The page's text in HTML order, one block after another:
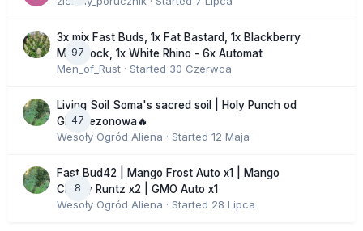
97
3x mix Fast Buds, 1x Fat Bastard, 1x Blackberry
Moonrock, 1x White Rhino - 6x Automat
Men_of_Rust · Started 30 Czerwca
47
Living Soil Soma's sacred soil | Holy Punch od
GHS sezonowa🔥
Wesoły Ogród Aliena · Started 12 Maja
8
Fast Bud42 | Mango Frost Auto x1 | Mango
Cherry Runtz x2 | GMO Auto x1
Wesoły Ogród Aliena · Started 28 Lipca